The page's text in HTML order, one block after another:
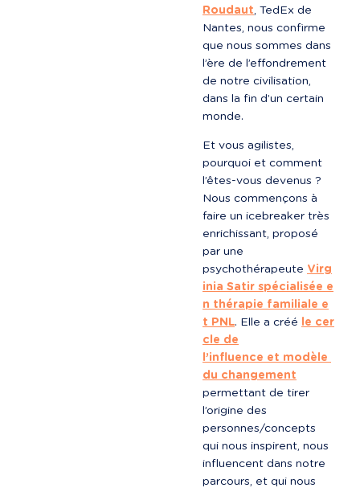
Roudaut, TedEx de
Nantes, nous confirme
que nous sommes dans
l’ère de l’effondrement
de notre civilisation,
dans la fin d’un certain
monde.
Et vous agilistes,
pourquoi et comment
l’êtes-vous devenus ?
Nous commençons à
faire un icebreaker très
enrichissant, proposé
par une
psychothérapeute Virg
inia Satir spécialisée e
n thérapie familiale e
t PNL. Elle a créé le cer
cle de
l’influence et modèle
du changement
permettant de tirer
l’origine des
personnes/concepts
qui nous inspirent, nous
influencent dans notre
parcours, et qui nous